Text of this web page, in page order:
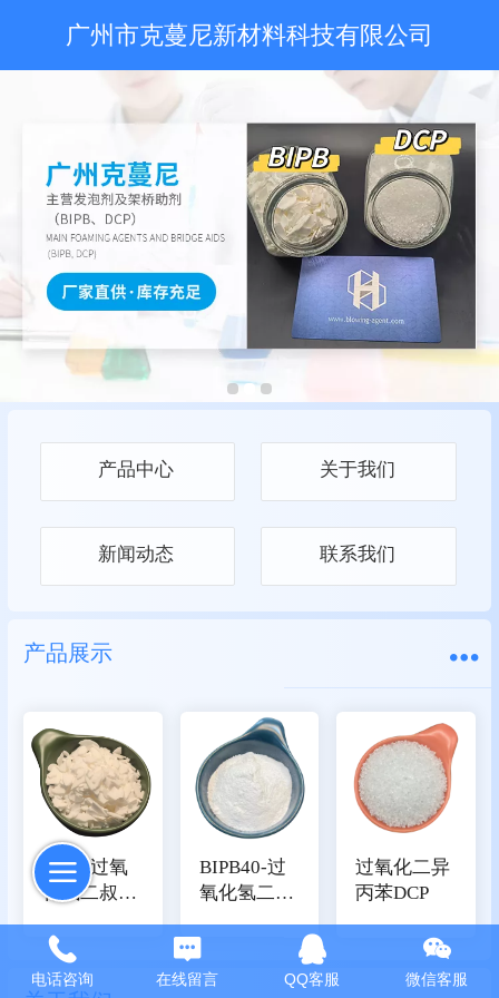
广州市克蔓尼新材料科技有限公司
产品中心 关于我们
新闻动态 联系我们
产品展示
BIPB-过氧
化氢二叔丁
BIPB40-过
氧化氢二叔
苯40
过氧化二异
丙苯DCP
电话咨询 在线留言 QQ客服 微信客服